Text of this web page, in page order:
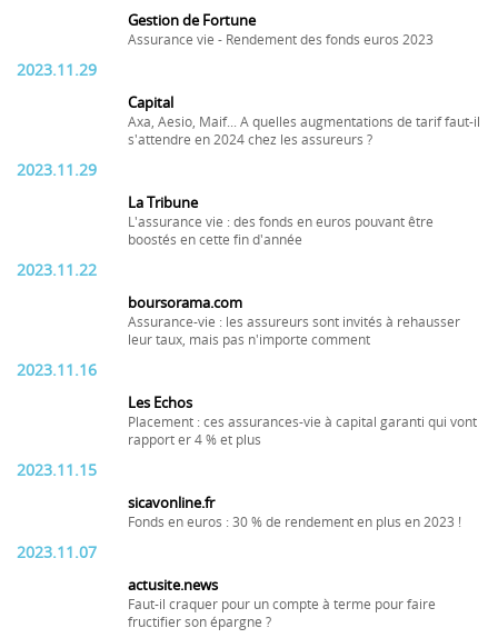
Gestion de Fortune
Assurance vie - Rendement des fonds euros 2023
2023.11.29
Capital
Axa, Aesio, Maif... A quelles augmentations de tarif faut-il
s'attendre en 2024 chez les assureurs ?
2023.11.29
La Tribune
L'assurance vie : des fonds en euros pouvant être
boostés en cette fin d'année
2023.11.22
boursorama.com
Assurance-vie : les assureurs sont invités à rehausser
leur taux, mais pas n'importe comment
2023.11.16
Les Echos
Placement : ces assurances-vie à capital garanti qui vont
rapport er 4 % et plus
2023.11.15
sicavonline.fr
Fonds en euros : 30 % de rendement en plus en 2023 !
2023.11.07
actusite.news
Faut-il craquer pour un compte à terme pour faire
fructifier son épargne ?